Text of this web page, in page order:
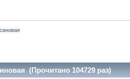
(Прочитано 104729 раз)